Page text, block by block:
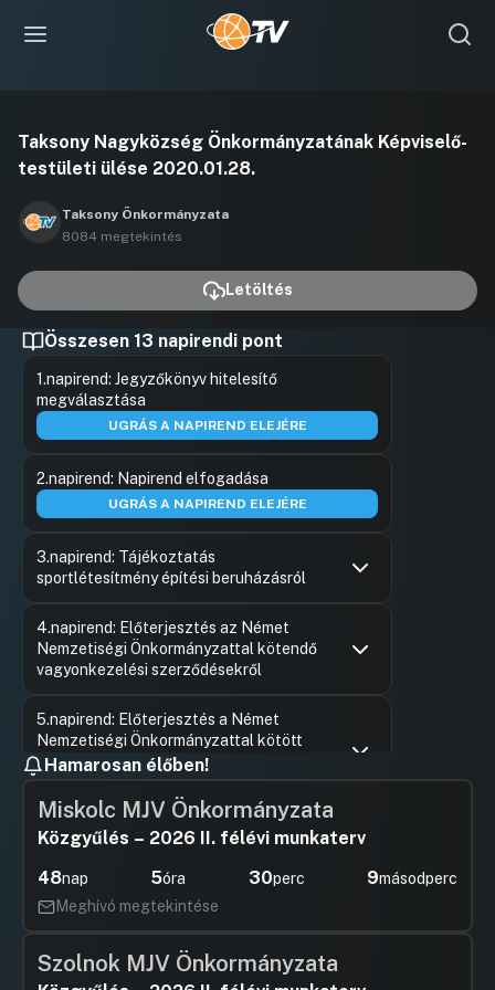
lejátszása
Taksony Nagyközség Önkormányzatának Képviselő-
testületi ülése 2020.01.28.
Taksony Önkormányzata
8084 megtekintés
Letöltés
Összesen 13 napirendi pont
1.napirend: Jegyzőkönyv hitelesítő
megválasztása
UGRÁS A NAPIREND ELEJÉRE
2.napirend: Napirend elfogadása
UGRÁS A NAPIREND ELEJÉRE
3.napirend: Tájékoztatás
sportlétesítmény építési beruházásról
4.napirend: Előterjesztés az Német
Nemzetiségi Önkormányzattal kötendő
vagyonkezelési szerződésekről
5.napirend: Előterjesztés a Német
Nemzetiségi Önkormányzattal kötött
együttműködési megállapodás
felülvizsgálatára
HozzászólásokUgrás a napirendi pontra
6.napirend: Előterjesztés a Fő út mentén,
a Solt és Sólyom utcák közötti
szakaszon kerékpár út megépítésére
beérkezett ajánlatok elbírálására
HozzászólásokUgrás a napirendi pontra
Szalai
számbavétele, prioritási sorrend
Hamarosan élőben!
Miskolc MJV Önkormányzata
Közgyűlés – 2026 II. félévi munkaterv
48nap 5óra 30perc 8másodperc
Meghívó megtekintése
Szolnok MJV Önkormányzata